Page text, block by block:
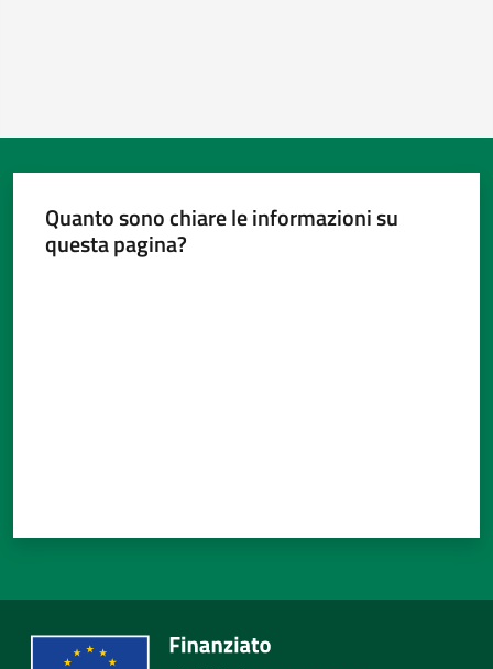
Quanto sono chiare le informazioni su
questa pagina?